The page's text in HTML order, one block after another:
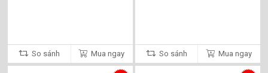
So sánh Mua ngay So sánh Mua ngay